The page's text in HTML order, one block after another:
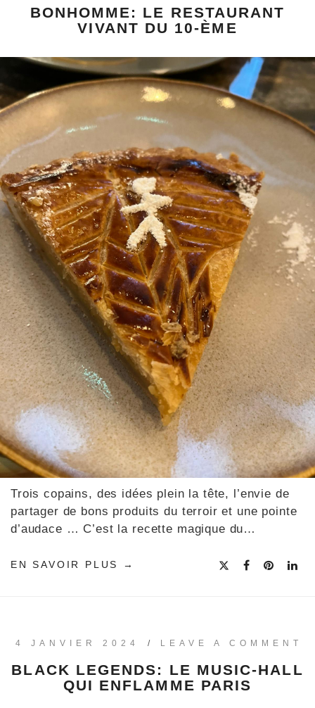
BONHOMME: LE RESTAURANT
VIVANT DU 10-ÈME
Trois copains, des idées plein la tête, l’envie de
partager de bons produits du terroir et une pointe
d’audace … C’est la recette magique du…
EN SAVOIR PLUS
4 JANVIER 2024 / LEAVE A COMMENT
BLACK LEGENDS: LE MUSIC-HALL
QUI ENFLAMME PARIS